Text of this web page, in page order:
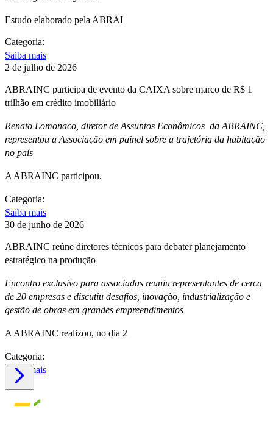
Estudo elaborado pela ABRAI
Categoria:
Saiba mais
2 de julho de 2026
ABRAINC participa de evento da CAIXA sobre marco de R$ 1
trilhão em crédito imobiliário
Renato Lomonaco, diretor de Assuntos Econômicos da ABRAINC,
representou a Associação em painel sobre a trajetória da habitação
no país
A ABRAINC participou,
Categoria:
Saiba mais
30 de junho de 2026
ABRAINC reúne diretores técnicos para debater planejamento
estratégico na produção
Encontro exclusivo para associadas reuniu representantes de cerca
de 20 empresas e discutiu desafios, inovação, industrialização e
gestão de obras em grandes empreendimentos
A ABRAINC realizou, no dia 2
Categoria:
Saiba mais
